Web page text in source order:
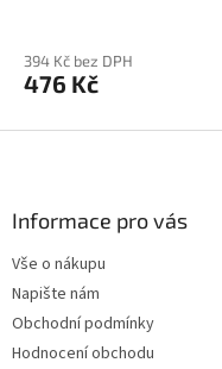
394 Kč bez DPH
476 Kč
Informace pro vás
Vše o nákupu
Napište nám
Obchodní podmínky
Hodnocení obchodu